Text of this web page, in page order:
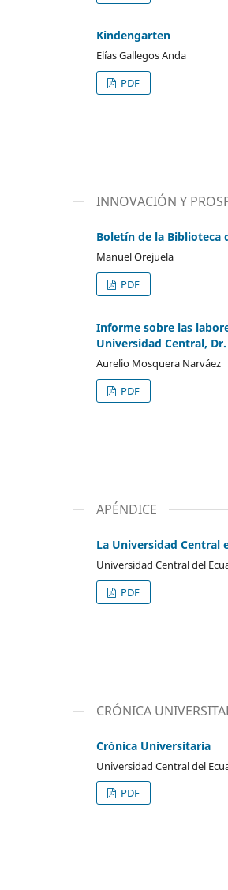
Kindengarten
Elías Gallegos Anda
PDF
INNOVACIÓN Y
Boletín de la Biblioteca
Manuel Orejuela
PDF
Informe sobre las
Universidad Central,
Aurelio Mosquera Narváez
PDF
APÉNDICE
La Universidad Central
Universidad Central del
PDF
CRÓNICA
Crónica Universitaria
Universidad Central del
PDF